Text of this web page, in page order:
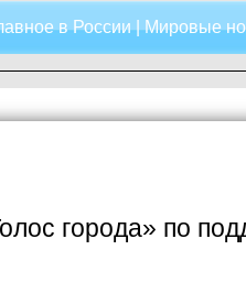
в России|Мировые
города» по